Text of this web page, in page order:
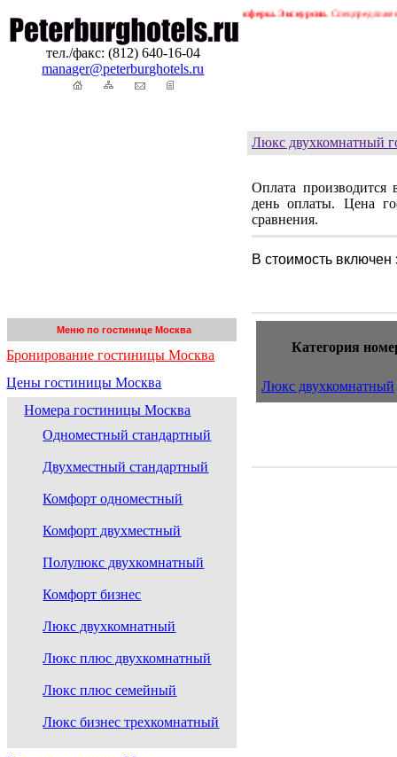
тел./факс: (812) 640-16-04
manager@peterburghotels.ru
Бронирование гостиниц в Петербурге. Трансферы. Экскурсии.Спецпредложения
Меню по гостинице Москва
Бронирование гостиницы Москва
Цены гостиницы Москва
Номера гостиницы Москва
Одноместный стандартный
Двухместный стандартный
Комфорт одноместный
Комфорт двухместный
Полулюкс двухкомнатный
Комфорт бизнес
Люкс двухкомнатный
Люкс плюс двухкомнатный
Люкс плюс семейный
Люкс бизнес трехкомнатный
Люкс двухкомнатный
Оплата
день оплаты. Цена
сравнения.
В стоимость
Категория
Люкс двухкомнатный